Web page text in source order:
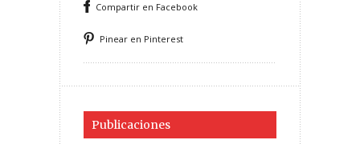
Compartir en Facebook
Pinear en Pinterest
Publicaciones